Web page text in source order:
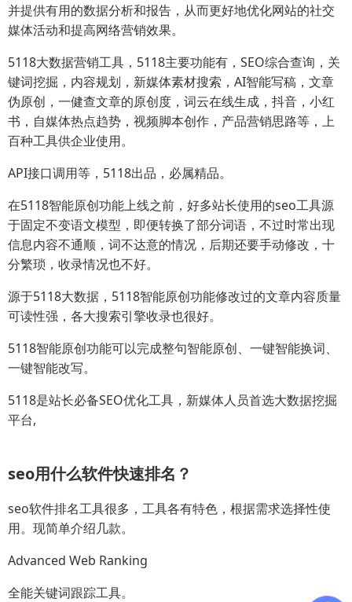
并提供有用的数据分析和报告，从而更好地优化网站的社交
媒体活动和提高网络营销效果。
5118大数据营销工具，5118主要功能有，SEO综合查询，关
键词挖掘，内容规划，新媒体素材搜索，AI智能写稿，文章
伪原创，一健查文章的原创度，词云在线生成，抖音，小红
书，自媒体热点趋势，视频脚本创作，产品营销思路等，上
百种工具供企业使用。
API接口调用等，5118出品，必属精品。
在5118智能原创功能上线之前，好多站长使用的seo工具源
于固定不变语文模型，即便转换了部分词语，不过时常出现
信息内容不通顺，词不达意的情况，后期还要手动修改，十
分繁琐，收录情况也不好。
源于5118大数据，5118智能原创功能修改过的文章内容质量
可读性强，各大搜索引擎收录也很好。
5118智能原创功能可以完成整句智能原创、一键智能换词、
一键智能改写。
5118是站长必备SEO优化工具，新媒体人员首选大数据挖掘
平台,
seo用什么软件快速排名？
seo软件排名工具很多，工具各有特色，根据需求选择性使
用。现简单介绍几款。
Advanced Web Ranking
全能关键词跟踪工具。